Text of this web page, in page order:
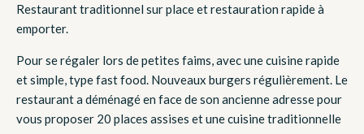
Restaurant traditionnel sur place et restauration rapide à
emporter.
Pour se régaler lors de petites faims, avec une cuisine rapide
et simple, type fast food. Nouveaux burgers régulièrement. Le
restaurant a déménagé en face de son ancienne adresse pour
vous proposer 20 places assises et une cuisine traditionnelle